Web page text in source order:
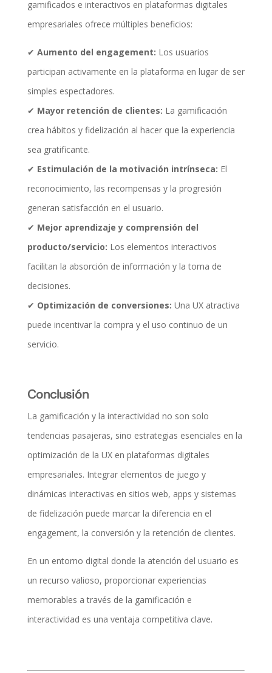
gamificados e interactivos en plataformas digitales
empresariales ofrece múltiples beneficios:
✔ Aumento del engagement: Los usuarios
participan activamente en la plataforma en lugar de ser
simples espectadores.
✔ Mayor retención de clientes: La gamificación
crea hábitos y fidelización al hacer que la experiencia
sea gratificante.
✔ Estimulación de la motivación intrínseca: El
reconocimiento, las recompensas y la progresión
generan satisfacción en el usuario.
✔ Mejor aprendizaje y comprensión del
producto/servicio: Los elementos interactivos
facilitan la absorción de información y la toma de
decisiones.
✔ Optimización de conversiones: Una UX atractiva
puede incentivar la compra y el uso continuo de un
servicio.
Conclusión
La gamificación y la interactividad no son solo
tendencias pasajeras, sino estrategias esenciales en la
optimización de la UX en plataformas digitales
empresariales. Integrar elementos de juego y
dinámicas interactivas en sitios web, apps y sistemas
de fidelización puede marcar la diferencia en el
engagement, la conversión y la retención de clientes.
En un entorno digital donde la atención del usuario es
un recurso valioso, proporcionar experiencias
memorables a través de la gamificación e
interactividad es una ventaja competitiva clave.